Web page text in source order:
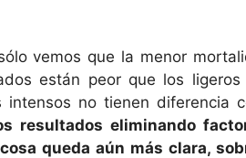
vemos que la menor
están peor que los
intensos no tienen diferencia
resultados eliminando
queda aún más clara,